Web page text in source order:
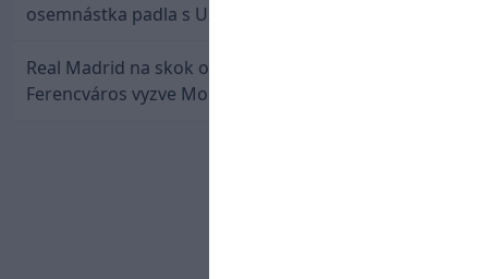
osemnástka padla s USA a zabojuje o bronz
Real Madrid na skok od Slovenska: Borbélyho
Ferencváros vyzve Mourinhove hviezdy